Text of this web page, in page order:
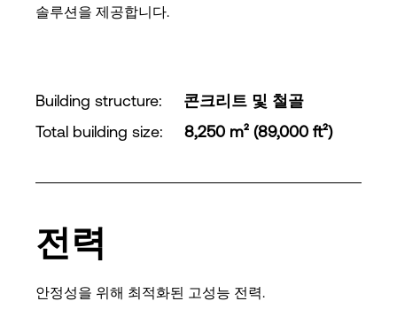
솔루션을 제공합니다.
Building structure:
콘크리트 및 철골
Total building size: 8,250 m² (89,000 ft²)
전력
안정성을 위해 최적화된 고성능 전력.